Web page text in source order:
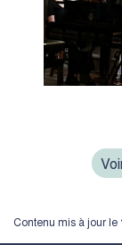
Contenu mis à jour le